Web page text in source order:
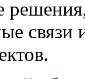
связи